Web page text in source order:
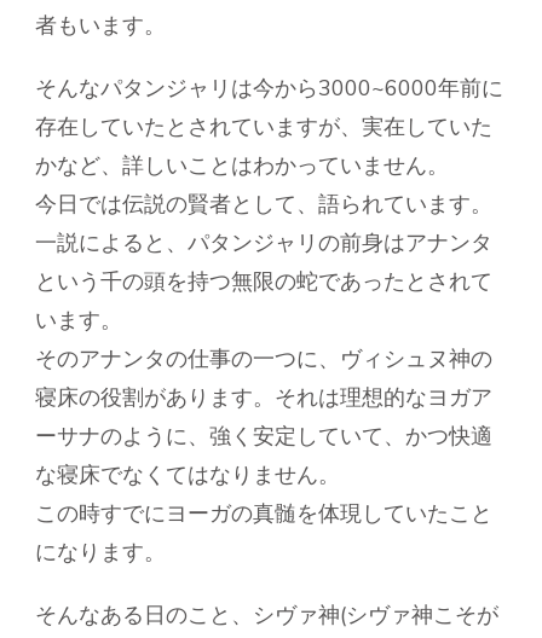
者もいます。
そんなパタンジャリは今から3000~6000年前に
存在していたとされていますが、実在していた
かなど、詳しいことはわかっていません。
今日では伝説の賢者として、語られています。
一説によると、パタンジャリの前身はアナンタ
という千の頭を持つ無限の蛇であったとされて
います。
そのアナンタの仕事の一つに、ヴィシュヌ神の
寝床の役割があります。それは理想的なヨガア
ーサナのように、強く安定していて、かつ快適
な寝床でなくてはなりません。
この時すでにヨーガの真髄を体現していたこと
になります。
そんなある日のこと、シヴァ神(シヴァ神こそが